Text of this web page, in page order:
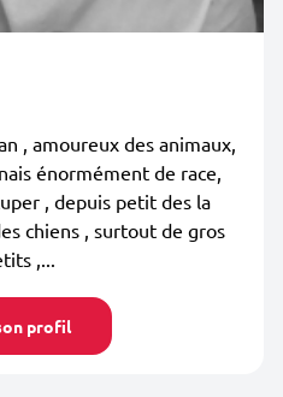
, amoureux des animaux,
énormément de race,
, depuis petit des la
chiens , surtout de gros
,...
profil